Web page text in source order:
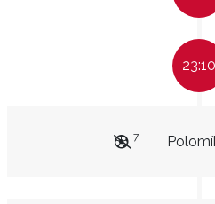
23:10
7